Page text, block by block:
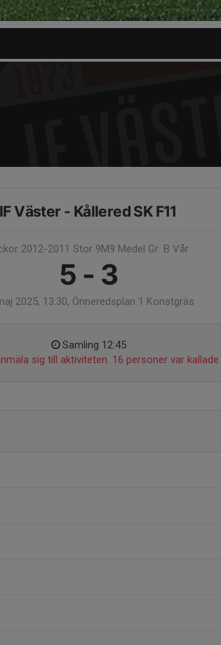
IF Väster - Kållered SK F11
2012-2011 Stor 9M9 Medel Gr. B Vår
5 - 3
2025, 13:30, Önneredsplan 1 Konstgräs
Samling 12:45
sig till aktiviteten. 16 personer var kallade.